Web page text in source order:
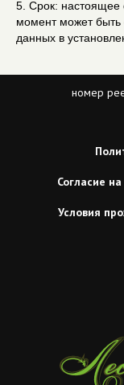
5. Срок: настоящее
момент может быть
данных в
номер
Согласие
Условия